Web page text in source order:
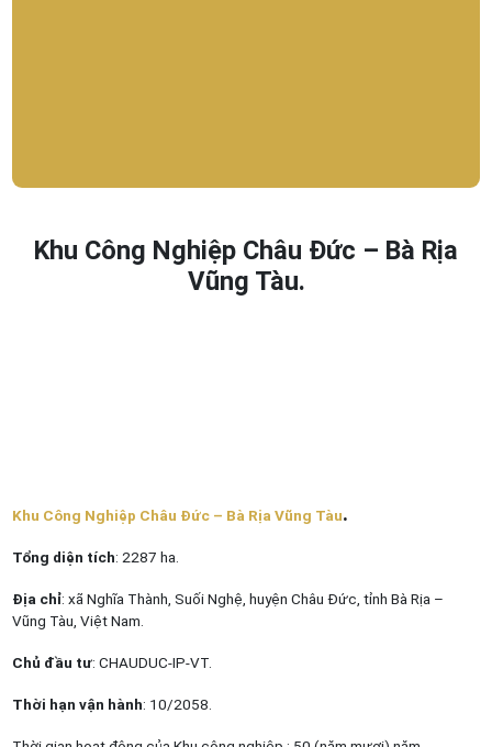
Khu Công Nghiệp Châu Đức – Bà Rịa
Vũng Tàu.
Khu Công Nghiệp Châu Đức – Bà Rịa Vũng Tàu.
Tổng diện tích: 2287 ha.
Địa chỉ: xã Nghĩa Thành, Suối Nghệ, huyện Châu Đức, tỉnh Bà Rịa –
Vũng Tàu, Việt Nam.
Chủ đầu tư: CHAUDUC-IP-VT.
Thời hạn vận hành: 10/2058.